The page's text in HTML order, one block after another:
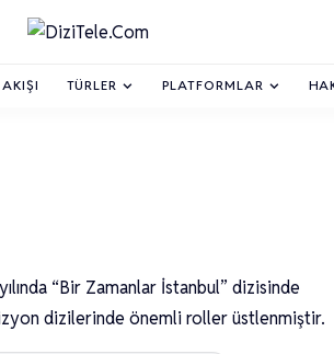
TÜRLER PLATFORMLAR
“Bir Zamanlar İstanbul” dizisinde
dizilerinde önemli roller üstlenmiştir.